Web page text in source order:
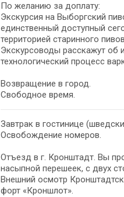
По желанию за доплату:
Экскурсия на Выборгский
единственный доступный
территорией старинного
Экскурсоводы расскажут об
технологический процесс
Возвращение в город.
Свободное время.
Завтрак в гостинице
Освобождение номеров.
Отъезд в г. Кронштадт. Вы
насыпной перешеек, с двух
Внешний осмотр
форт «Кроншлот».